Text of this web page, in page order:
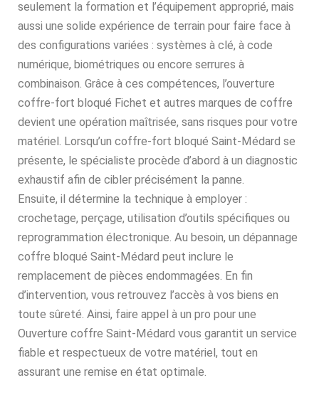
seulement la formation et l’équipement approprié, mais
aussi une solide expérience de terrain pour faire face à
des configurations variées : systèmes à clé, à code
numérique, biométriques ou encore serrures à
combinaison. Grâce à ces compétences, l’ouverture
coffre-fort bloqué Fichet et autres marques de coffre
devient une opération maîtrisée, sans risques pour votre
matériel. Lorsqu’un coffre-fort bloqué Saint-Médard se
présente, le spécialiste procède d’abord à un diagnostic
exhaustif afin de cibler précisément la panne.
Ensuite, il détermine la technique à employer :
crochetage, perçage, utilisation d’outils spécifiques ou
reprogrammation électronique. Au besoin, un dépannage
coffre bloqué Saint-Médard peut inclure le
remplacement de pièces endommagées. En fin
d’intervention, vous retrouvez l’accès à vos biens en
toute sûreté. Ainsi, faire appel à un pro pour une
Ouverture coffre Saint-Médard vous garantit un service
fiable et respectueux de votre matériel, tout en
assurant une remise en état optimale.